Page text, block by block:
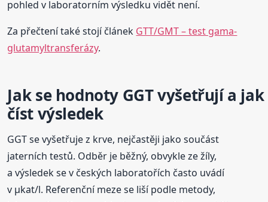
pohled v laboratorním výsledku vidět není.
Za přečtení také stojí článek GTT/GMT – test gama-
glutamyltransferázy.
Jak se hodnoty GGT vyšetřují a jak
číst výsledek
GGT se vyšetřuje z krve, nejčastěji jako součást
jaterních testů. Odběr je běžný, obvykle ze žíly,
a výsledek se v českých laboratořích často uvádí
v µkat/l. Referenční meze se liší podle metody,